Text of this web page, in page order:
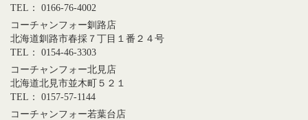
TEL： 0166-76-4002
コーチャンフォー釧路店
北海道釧路市春採７丁目１番２４号
TEL： 0154-46-3303
コーチャンフォー北見店
北海道北見市並木町５２１
TEL： 0157-57-1144
コーチャンフォー若葉台店